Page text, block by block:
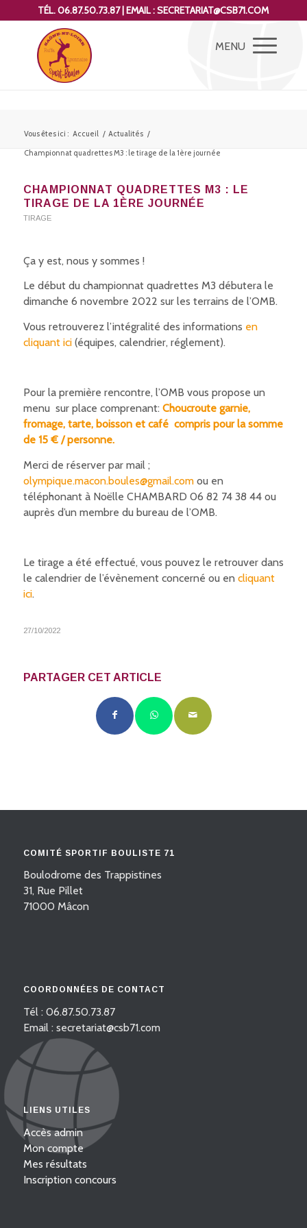
TÉL. 06.87.50.73.87 | EMAIL : SECRETARIAT@CSB71.COM
Vous êtes ici : Accueil / Actualités /
Championnat quadrettes M3 : le tirage de la 1ère journée
CHAMPIONNAT QUADRETTES M3 : LE
TIRAGE DE LA 1ÈRE JOURNÉE
TIRAGE
Ça y est, nous y sommes !
Le début du championnat quadrettes M3 débutera le
dimanche 6 novembre 2022 sur les terrains de l’OMB.
Vous retrouverez l’intégralité des informations en
cliquant ici(équipes, calendrier, réglement).
Pour la première rencontre, l’OMB vous propose un
menu sur place comprenant:Choucroute garnie,
fromage, tarte, boisson et café compris pour la somme
de 15 € / personne.
Merci de réserver par mail ;
olympique.macon.boules@gmail.comou en
téléphonant à Noëlle CHAMBARD 06 82 74 38 44 ou
auprès d’un membre du bureau de l’OMB.
Le tirage a été effectué, vous pouvez le retrouver dans
le calendrier de l’évènement concerné ou en cliquant
ici.
27/10/2022
PARTAGER CET ARTICLE
COMITÉ SPORTIF BOULISTE 71
Boulodrome des Trappistines
31, Rue Pillet
71000 Mâcon
COORDONNÉES DE CONTACT
Tél : 06.87.50.73.87
Email : secretariat@csb71.com
LIENS UTILES
Accès admin
Mon compte
Mes résultats
Inscription concours